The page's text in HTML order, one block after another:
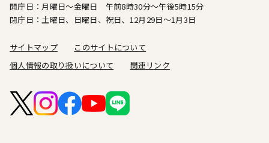
開庁日：月曜日～金曜日 午前8時30分～午後5時15分
閉庁日：土曜日、日曜日、祝日、12月29日～1月3日
サイトマップ
このサイトについて
個人情報の取り扱いについて
関連リンク